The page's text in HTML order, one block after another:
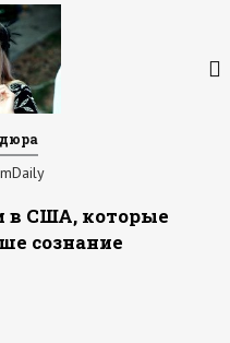
в США, которые
сознание